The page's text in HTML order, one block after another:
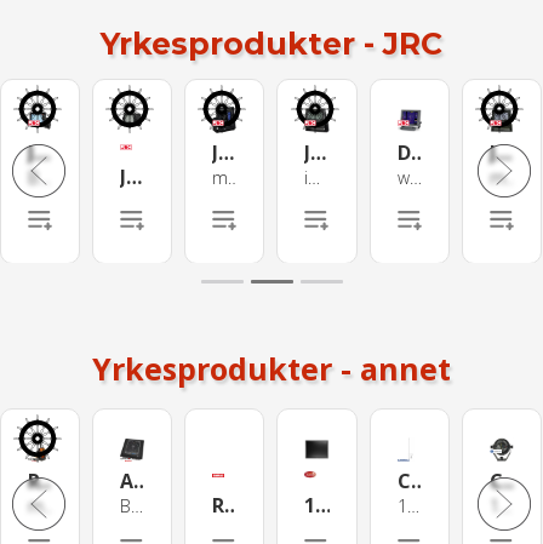
Yrkesprodukter - JRC
JAN-9201 ECDIS system
Blackbox, w/o display JRC Navtex Receiver
JLR-8600 GNSS Navigator
m. 30m kabel,distribution unit, display
JLR-8400 GNSS Navigator
inkl. 30m kabel
Doppler Current Meter
w/o transducer (240kHz)
JRC Doppler Speed Log (uten transducer)
med mono display og distribution unit
Yrkesprodukter - annet
R5 VHF GMDSS komplett pakke, håndholdt AlphaLine Repeater MFM, 6.5",
Black vertikalt RS100-B Marine VHF System w/ AIS RXTX 19” WLED Skjerm m/ beskyttelsesglass
CX4 VHF antenne - hvit glassfiber
1,26m. 146-162.5 MHz, uten kabel
C8-0027 magnetkompass m. belysning
100 mm. 12/24V. Svart